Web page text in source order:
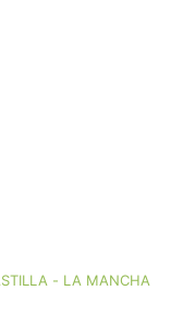
- LA MANCHA